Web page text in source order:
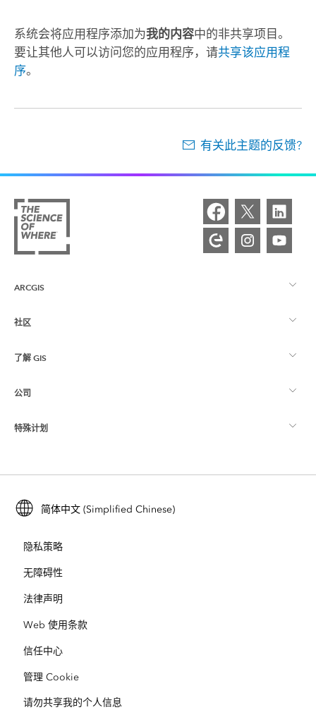
系统会将应用程序添加为我的内容中的非共享项目。
要让其他人可以访问您的应用程序，请共享该应用程
序。
有关此主题的反馈?
ARCGIS
ArcGIS 概览
制图
Esri Store
社区
Esri 社区
ArcGIS 博客
用户研究和测试
Esri 年轻专家关系网
了解 GIS
什么是 GIS？
位置智能
培训
ArcUser
ArcNews
ArcWatch
Esri Press
Esri 视频
公司
关于 Esri
招贤纳士
开放视野
业务行为准则
网站地图
特殊计划
ArcGIS for Student Use
保护
教育
种族平等
简体中文 (Simplified Chinese)
隐私策略
无障碍性
法律声明
Web 使用条款
信任中心
管理 Cookie
请勿共享我的个人信息